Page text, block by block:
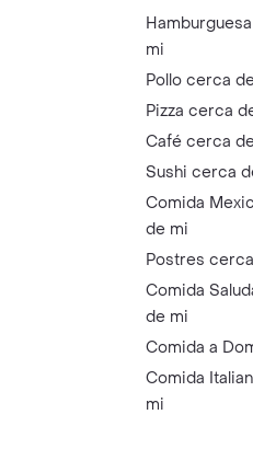
mi
Pollo cerca
Pizza cerca
Café cerca
Sushi cerca
Comida
de mi
Postres
Comida
de mi
Comida a
Comida
mi